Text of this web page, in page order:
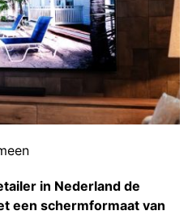
in Nederland de
een schermformaat van